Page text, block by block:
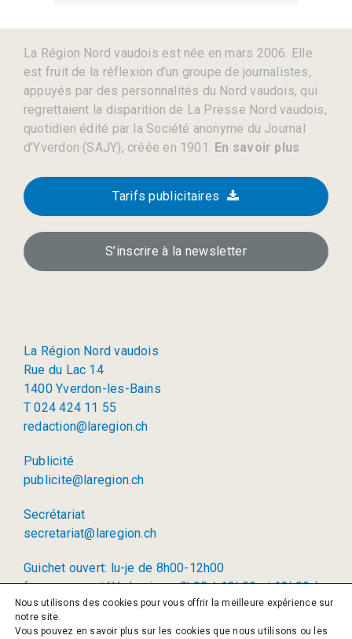
La Région Nord vaudois est née en mars 2006. Elle
est fruit de la réflexion d’un groupe de journalistes,
appuyés par des personnalités du Nord vaudois, qui
regrettaient la disparition de La Presse Nord vaudois,
quotidien édité par la Société anonyme du Journal
d’Yverdon (SAJY), créée en 1901. En savoir plus
Tarifs publicitaires
S’inscrire à la newsletter
La Région Nord vaudois
Rue du Lac 14
1400 Yverdon-les-Bains
T 024 424 11 55
redaction@laregion.ch
Publicité
publicite@laregion.ch
Secrétariat
secretariat@laregion.ch
Guichet ouvert: lu-je de 8h00-12h00
(permanence téléphonique: 8h00 à 12h00 et 13h00 à
17h00)
Nous utilisons des cookies pour vous offrir la meilleure expérience sur
notre site.
Vous pouvez en savoir plus sur les cookies que nous utilisons ou les